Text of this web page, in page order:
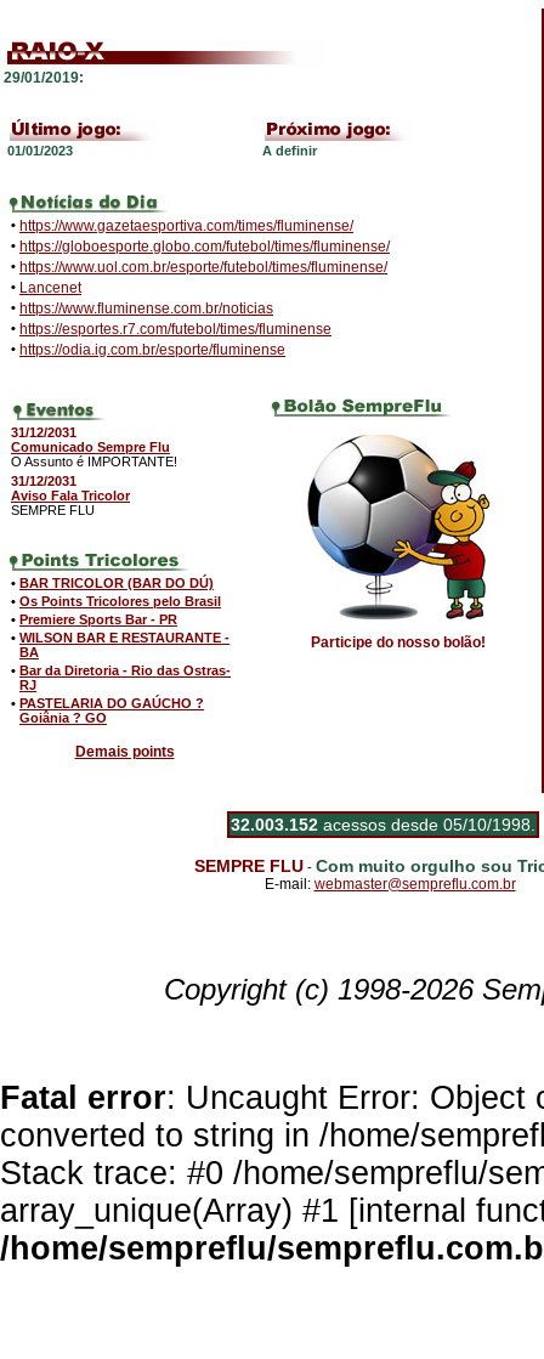
29/01/2019:
01/01/2023 A definir
• https://www.gazetaesportiva.com/times/fluminense/
• https://globoesporte.globo.com/futebol/times/fluminense/
• https://www.uol.com.br/esporte/futebol/times/fluminense/
• Lancenet
• https://www.fluminense.com.br/noticias
• https://esportes.r7.com/futebol/times/fluminense
• https://odia.ig.com.br/esporte/fluminense
31/12/2031
Comunicado Sempre Flu
O Assunto é IMPORTANTE!
31/12/2031
Aviso Fala Tricolor
SEMPRE FLU
• BAR TRICOLOR (BAR DO DÚ)
• Os Points Tricolores pelo Brasil
• Premiere Sports Bar - PR
• WILSON BAR E RESTAURANTE -
BA
• Bar da Diretoria - Rio das Ostras-
RJ
• PASTELARIA DO GAÚCHO ?
Goiânia ? GO
Demais points
Participe do nosso bolão!
32.003.152 acessos desde 05/10/1998.
SEMPRE FLU- Com muito orgulho sou
E-mail: webmaster@sempreflu.com.br
Copyright (c) 1998-2026
Fatal error: Uncaught Error: Object
converted to string in /home/
Stack trace: #0 /home/sempreflu/
array_unique(Array) #1 [internal
/home/sempreflu/